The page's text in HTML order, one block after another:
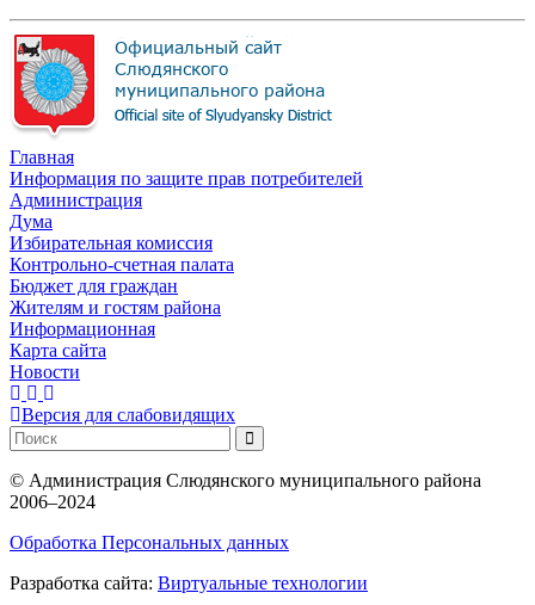
Главная
Информация по защите прав потребителей
Администрация
Дума
Избирательная комиссия
Контрольно-счетная палата
Бюджет для граждан
Жителям и гостям района
Информационная
Карта сайта
Новости
Версия для слабовидящих
© Администрация Слюдянского муниципального района
2006–2024
Обработка Персональных данных
Разработка сайта: Виртуальные технологии